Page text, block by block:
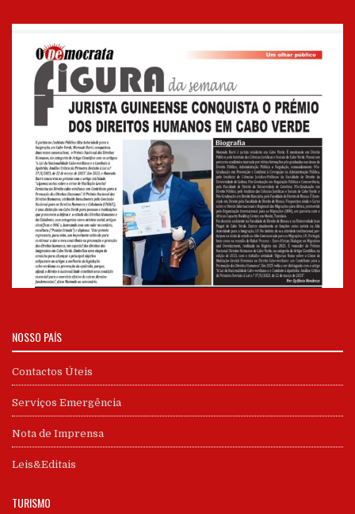
NOSSO PAÍS
Contactos Úteis
Serviços Emergência
Nota de Imprensa
Leis&Editais
TURISMO